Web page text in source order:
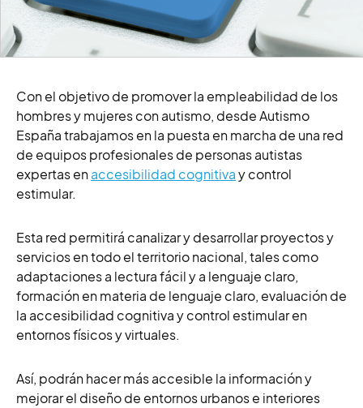
Con el objetivo de promover la empleabilidad de los
hombres y mujeres con autismo, desde Autismo
España trabajamos en la puesta enmarcha de una red
de equipos profesionales de personas autistas
expertas enaccesibilidad cognitivaycontrol
estimular.
Esta red permitirá canalizar y desarrollar proyectos y
servicios en todo el territorio nacional, tales como
adaptaciones a lectura fácil y a lenguaje claro,
formación en materia de lenguaje claro, evaluación de
la accesibilidad cognitiva y control estimular en
entornos físicos y virtuales.
Así, podrán hacer más accesible la información y
mejorar el diseño de entornos urbanos e interiores